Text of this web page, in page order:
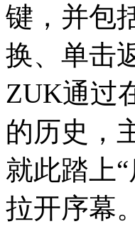
键，并包
换、单击
ZUK通过
的历史，
就此踏上
拉开序幕。